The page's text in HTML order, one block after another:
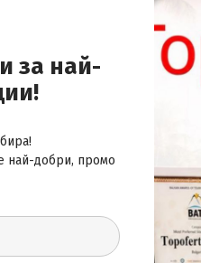
оферти
за най-
най-добри, промо